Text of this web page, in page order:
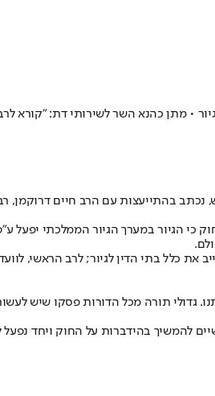
• מתן כהנא השר לשירותי דת: "קורא
בהתייעצות עם הרב חיים דרוקמן,
הגיור במערך הגיור הממלכתי יפעל
את כלל בתי הדין לגיור; לרב הראשי,
גדולי תורה מכל הדורות פסקו שיש
להמשיך בהידברות על החוק ויחד נפעל